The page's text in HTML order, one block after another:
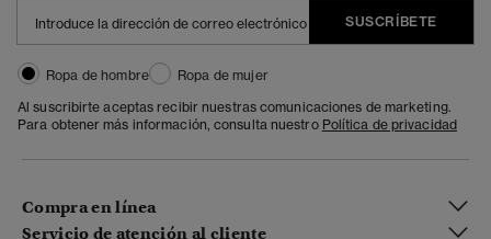
SUSCRÍBETE
Ropa de hombre
Ropa de mujer
Al suscribirte aceptas recibir nuestras comunicaciones de marketing.
Para obtener más información, consulta nuestro Política de privacidad
Compra en línea
Servicio de atención al cliente